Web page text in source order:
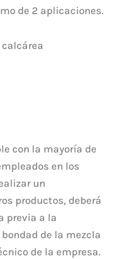
de 2 aplicaciones.
con la mayoría de
en los
un
productos, deberá
previa a la
de la mezcla
de la empresa.